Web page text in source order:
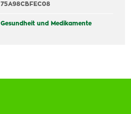
75A98CBFEC08
Gesundheit und Medikamente